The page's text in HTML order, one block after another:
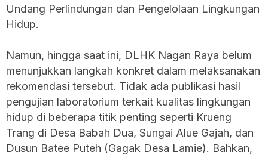
Undang Perlindungan dan Pengelolaan Lingkungan
Hidup.
Namun, hingga saat ini, DLHK Nagan Raya belum
menunjukkan langkah konkret dalam melaksanakan
rekomendasi tersebut. Tidak ada publikasi hasil
pengujian laboratorium terkait kualitas lingkungan
hidup di beberapa titik penting seperti Krueng
Trang di Desa Babah Dua, Sungai Alue Gajah, dan
Dusun Batee Puteh (Gagak Desa Lamie). Bahkan,